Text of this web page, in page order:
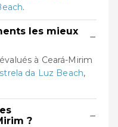
.
les mieux
−
à Ceará-Mirim
da Luz Beach,
?
−